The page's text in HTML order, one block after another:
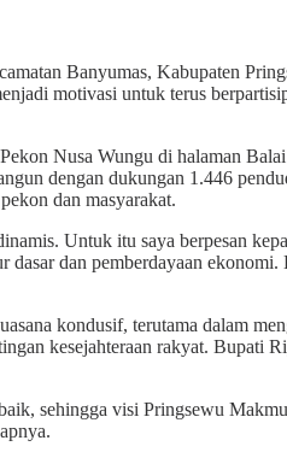
Banyumas, Kabupaten
motivasi untuk terus
Nusa Wungu di halaman
dengan dukungan 1.446
dan masyarakat.
Untuk itu saya berpesan
dan pemberdayaan
kondusif, terutama dalam
kesejahteraan rakyat.
sehingga visi Pringsewu